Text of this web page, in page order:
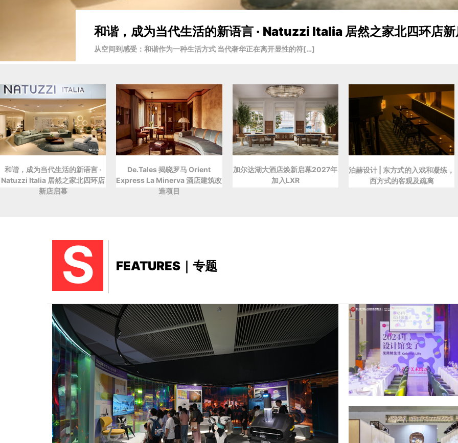
和谐，成为当代生活的新语言 · Natuzzi Italia 居然之家北四环店
从空间到感受：和谐作为一种生活方式 当代奢华正在离开显性的符[…]
和谐，成为当代生活的新语言 ·
Natuzzi Italia 居然之家北四环店
新店启幕
De.Tales 揭晓罗马 Orient
Express La Minerva 酒店建筑改
造项目
加尔达湖大酒店焕新启幕2027年
加入LXR
泊赫设计 | 东方式的入戏和凝练，
西方式的客观及疏离
S FEATURES｜专题